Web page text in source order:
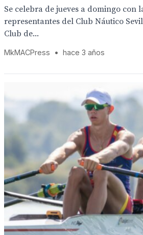
Se celebra de jueves a domingo con
representantes del Club Náutico
Club de...
MkMACPress • hace 3 años